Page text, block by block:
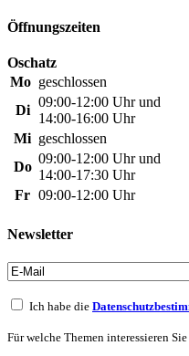
Öffnungszeiten
Oschatz
Mo geschlossen
Di
09:00-12:00 Uhr und
14:00-16:00 Uhr
Mi geschlossen
Do
09:00-12:00 Uhr und
14:00-17:30 Uhr
Fr 09:00-12:00 Uhr
Newsletter
Ich habe die
Für welche Themen interessieren